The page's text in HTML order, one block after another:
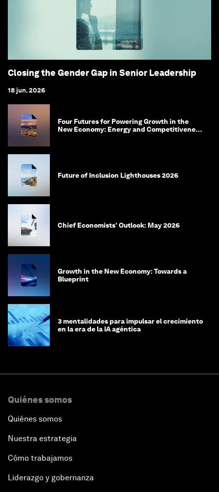
Closing the Gender Gap in Senior Leadership
18 jun. 2026
Four Futures for Powering Growth in the
New Economy: Energy and Competitiveness
Future of Inclusion Lighthouses 2026
Chief Economists' Outlook: May 2026
Growth in the New Economy: Towards a
Blueprint
3 mentalidades para impulsar el crecimiento
en la era de la IA agéntica
Quiénes somos
Quiénes somos
Nuestra estrategia
Cómo trabajamos
Liderazgo y gobernanza